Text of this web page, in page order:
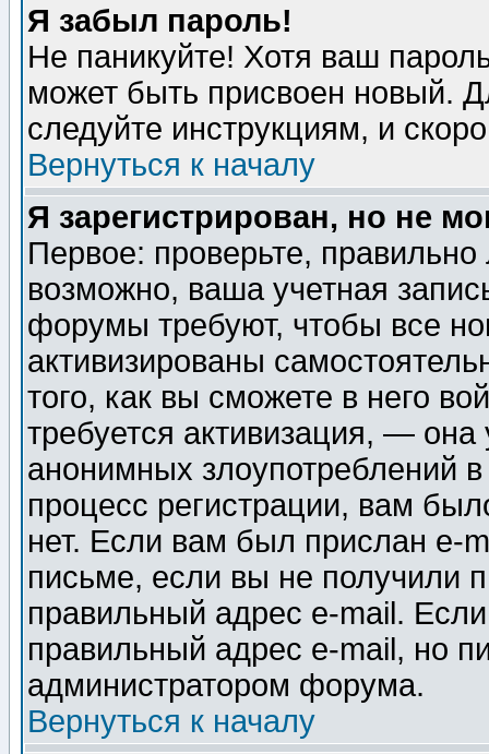
Я забыл пароль!
Не паникуйте! Хотя ваш
может быть присвоен новый.
следуйте инструкциям, и
Вернуться к началу
Я зарегистрирован, но не
Первое: проверьте,
возможно, ваша учетная
форумы требуют, чтобы все
активизированы
того, как вы сможете в него
требуется активизация, —
анонимных злоупотреблений
процесс регистрации, вам
нет. Если вам был прислан e-
письме, если вы не получили
правильный адрес e-mail.
правильный адрес e-mail, но
администратором форума.
Вернуться к началу